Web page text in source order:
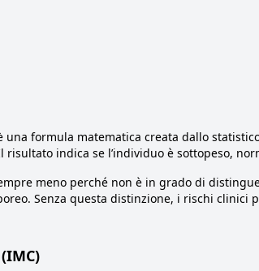
una formula matematica creata dallo
indica se l’individuo è sottopeso,
meno perché non è in grado di
Senza questa distinzione, i rischi clinici